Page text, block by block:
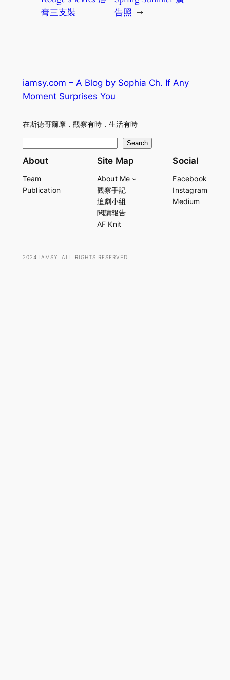
膏三支裝
告照 →
iamsy.com – A Blog by Sophia Ch. If Any
Moment Surprises You
在斯德哥爾摩．觀察有時．生活有時
e
r
Search
About
Team
Publication
Site Map
About Me
觀察手記
追劇小組
閱讀報告
AF Knit
Social
Facebook
Instagram
Medium
2024 IAMSY. ALL RIGHTS RESERVED.